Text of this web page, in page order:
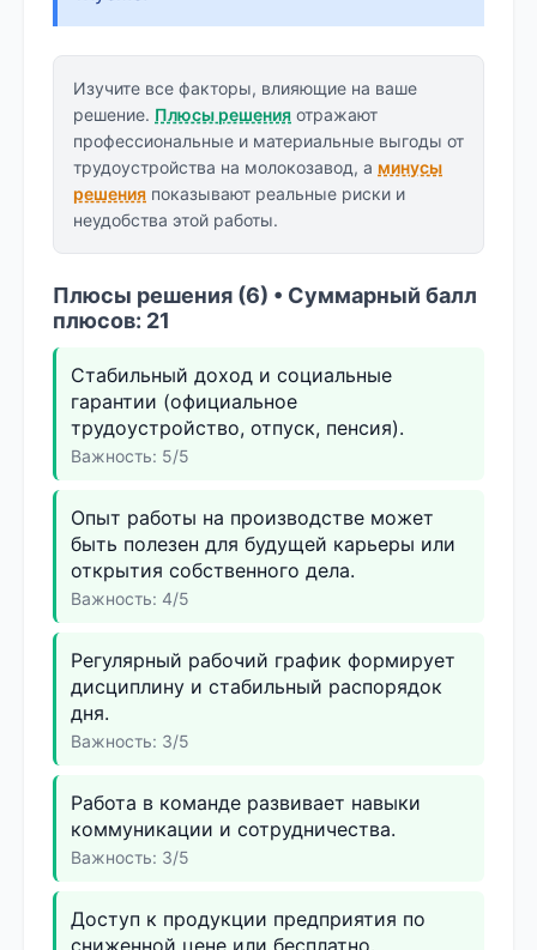
Изучите все факторы, влияющие на ваше
решение. Плюсы решения отражают
профессиональные и материальные выгоды от
трудоустройства на молокозавод, а минусы
решения показывают реальные риски и
неудобства этой работы.
Плюсы решения (6) • Суммарный балл
плюсов: 21
Стабильный доход и социальные
гарантии (официальное
трудоустройство, отпуск, пенсия).
Важность: 5/5
Опыт работы на производстве может
быть полезен для будущей карьеры или
открытия собственного дела.
Важность: 4/5
Регулярный рабочий график формирует
дисциплину и стабильный распорядок
дня.
Важность: 3/5
Работа в команде развивает навыки
коммуникации и сотрудничества.
Важность: 3/5
Доступ к продукции предприятия по
сниженной цене или бесплатно.